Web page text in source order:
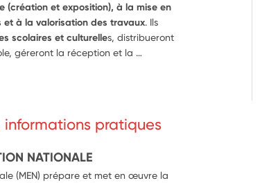
(création et exposition), à la mise en
et à la valorisation des travaux. Ils
scolaires et culturelles, distribueront
géreront la réception et la
à l’entretien du matériel
informations pratiques
NATIONALE
(MEN) prépare et met en œuvre la